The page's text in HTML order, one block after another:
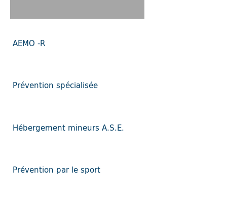
AEMO -R
Prévention spécialisée
Hébergement mineurs A.S.E.
Prévention par le sport